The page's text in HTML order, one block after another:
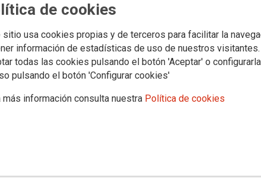
de cookies
sitio usa cookies propias y de terceros para facilitar la
información de estadísticas de uso de nuestros
todas las cookies pulsando el botón 'Aceptar' o
pulsando el botón 'Configurar cookies'
más información consulta nuestra Política de cookies
forenses, facultativos y ayudantes de laboratorio
listados provisionales de admitidos y excluidos de la bolsa de